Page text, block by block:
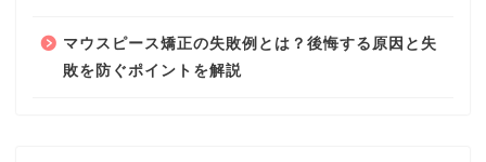
マウスピース矯正の失敗例とは？後悔する原因と失
敗を防ぐポイントを解説